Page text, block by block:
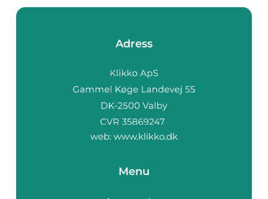
Adress
web: www.klikko.dk
Menu